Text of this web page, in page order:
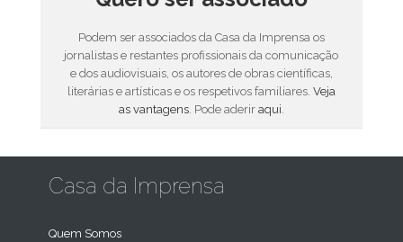
Podem ser associados da Casa da Imprensa os
jornalistas e restantes profissionais da comunicação
e dos audiovisuais, os autores de obras científicas,
literárias e artísticas e os respetivos familiares. Veja
as vantagens. Pode aderir aqui.
Casa da Imprensa
Quem Somos